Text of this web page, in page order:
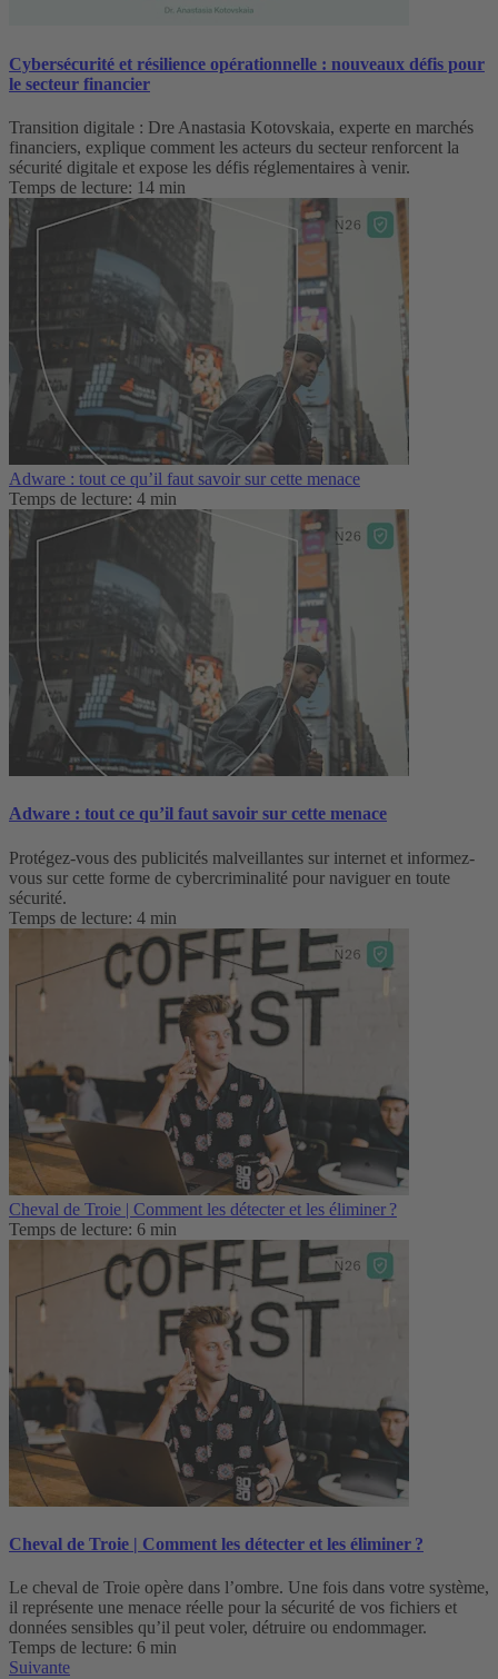
Cybersécurité et résilience opérationnelle : nouveaux défis pour
le secteur financier
Transition digitale : Dre Anastasia Kotovskaia, experte en marchés
financiers, explique comment les acteurs du secteur renforcent la
sécurité digitale et expose les défis réglementaires à venir.
Temps de lecture: 14 min
Adware : tout ce qu’il faut savoir sur cette menace
Temps de lecture: 4 min
Adware : tout ce qu’il faut savoir sur cette menace
Protégez-vous des publicités malveillantes sur internet et informez-
vous sur cette forme de cybercriminalité pour naviguer en toute
sécurité.
Temps de lecture: 4 min
Cheval de Troie | Comment les détecter et les éliminer ?
Temps de lecture: 6 min
Cheval de Troie | Comment les détecter et les éliminer ?
Le cheval de Troie opère dans l’ombre. Une fois dans votre système,
il représente une menace réelle pour la sécurité de vos fichiers et
données sensibles qu’il peut voler, détruire ou endommager.
Temps de lecture: 6 min
Suivante